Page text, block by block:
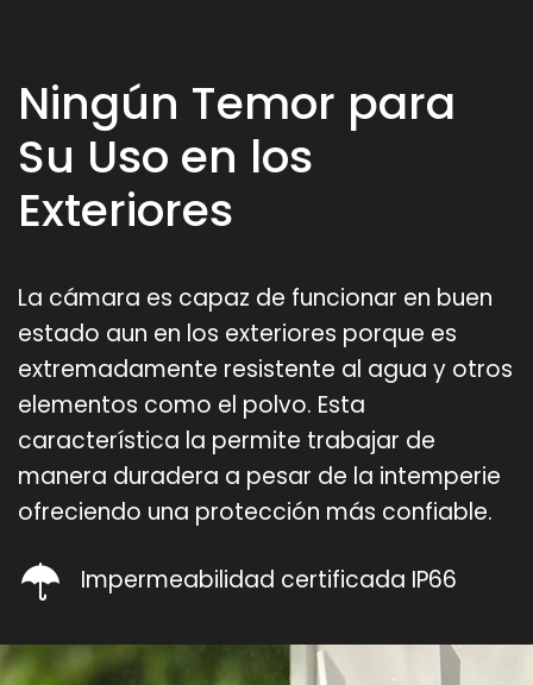
Ningún Temor para
Su Uso en los
Exteriores
La cámara es capaz de funcionar en buen
estado aun en los exteriores porque es
extremadamente resistente al agua y otros
elementos como el polvo. Esta
característica la permite trabajar de
manera duradera a pesar de la intemperie
ofreciendo una protección más confiable.
Impermeabilidad certificada IP66